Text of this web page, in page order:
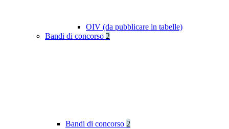
OIV (da pubblicare in tabelle)
Bandi di concorso 2
Bandi di concorso 2